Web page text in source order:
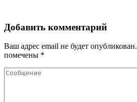
Добавить комментарий
Ваш адрес email не будет опубликован.
помечены *